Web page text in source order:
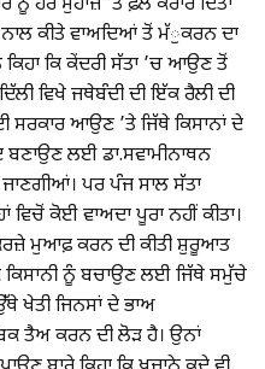
ਹਰ ਮੁਹਾਜ਼ ’ਤੇ ਫ਼ੇਲ ਕਰਾਰ ਦਿੱਤਾ
ਨਾਲ ਕੀਤੇ ਵਾਅਦਿਆਂ ਤੋਂ ਮੱੁਕਰਨ ਦਾ
ਕਿ ਕੇਂਦਰੀ ਸੱਤਾ ’ਚ ਆਉਣ ਤੋਂ
ਵਿਖੇ ਜਥੇਬੰਦੀ ਦੀ ਇੱਕ ਰੈਲੀ ਦੀ
ਸਰਕਾਰ ਆਉਣ ’ਤੇ ਜਿੱਥੇ ਕਿਸਾਨਾਂ ਦੇ
ਲਈ ਡਾ.ਸਵਾਮੀਨਾਥਨ
ਪਰ ਪੰਜ ਸਾਲ ਸੱਤਾ
ਕੋਈ ਵਾਅਦਾ ਪੂਰਾ ਨਹੀਂ ਕੀਤਾ।
ਮੁਆਫ਼ ਕਰਨ ਦੀ ਕੀਤੀ ਸ਼ੁਰੂਆਤ
ਕਿਸਾਨੀ ਨੂੰ ਬਚਾਉਣ ਲਈ ਜਿੱਥੇ ਸਮੁੱਚੇ
ਖੇਤੀ ਜਿਨਸਾਂ ਦੇ ਭਾਅ
ਤੈਅ ਕਰਨ ਦੀ ਲੋੜ ਹੈ। ਉਨਾਂ